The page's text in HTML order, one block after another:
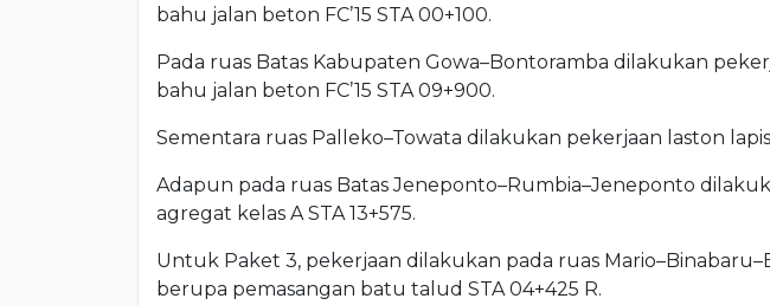
bahu jalan beton FC’15 STA 00+100.
Pada ruas Batas Kabupaten Gowa–Bontoramba dilakukan
bahu jalan beton FC’15 STA 09+900.
Sementara ruas Palleko–Towata dilakukan pekerjaan laston
Adapun pada ruas Batas Jeneponto–Rumbia–Jeneponto
agregat kelas A STA 13+575.
Untuk Paket 3, pekerjaan dilakukan pada ruas
berupa pemasangan batu talud STA 04+425 R.